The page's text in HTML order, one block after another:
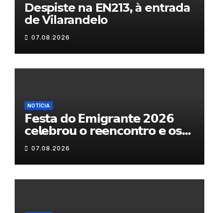
Despiste na EN213, à entrada
de Vilarandelo
07.08.2026
NOTÍCIA
𝗙𝗲𝘀𝘁𝗮 𝗱𝗼 𝗘𝗺𝗶𝗴𝗿𝗮𝗻𝘁𝗲 𝟮𝟬𝟮𝟲
𝗰𝗲𝗹𝗲𝗯𝗿𝗼𝘂 𝗼 𝗿𝗲𝗲𝗻𝗰𝗼𝗻𝘁𝗿𝗼 𝗲 𝗼𝘀
𝗹𝗮𝗰̧𝗼𝘀 𝗾𝘂𝗲 𝘂𝗻𝗲𝗺 𝗠𝘂𝗿𝗰̧𝗮
07.08.2026